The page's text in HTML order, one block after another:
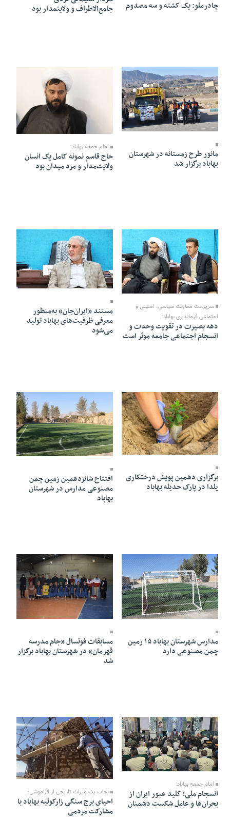
چادرملو: یک کشته و سه مصدوم جامع‌الاطراف و ولایتمدار بود
08 Dey 1404 - 18:30
مانور طرح زمستانه در شهرستان
بهاباد برگزار شد
امام جمعه بهاباد:
حاج قاسم نمونه کامل یک انسان
ولایت‌مدار و مرد میدان بود
07 Dey 1404 - 17:01
سرپرست معاونت سیاسی، امنیتی و
اجتماعی فرمانداری بهاباد:
دهه بصیرت در تقویت وحدت و
انسجام اجتماعی جامعه موثر است
05 Dey 1404 - 11:19
مستند «ایران‌جان» به‌منظور
معرفی ظرفیت‌های بهاباد تولید
می‌شود
03 Dey 1404 - 22:05
برگزاری دهمین پویش درختکاری
یلدا در پارک حدیله بهاباد
03 Dey 1404 - 19:00
افتتاح شانزدهمین زمین چمن
مصنوعی مدارس در شهرستان
بهاباد
02 Dey 1404 - 20:06
مدارس شهرستان بهاباد ۱۵ زمین
چمن مصنوعی دارد
مسابقات فوتسال «جام مدرسه
قهرمان» در شهرستان بهاباد برگزار
شد
14 Azar 1404 - 17:18
امام جمعه بهاباد:
انسجام ملی؛ کلید عبور ایران از
بحران‌ها و عامل شکست دشمنان
14 Azar 1404 - 14:20
نجات یک میراث تاریخی از فراموشی؛
احیای برج سنگی زارکوئیه بهاباد با
مشارکت مردمی